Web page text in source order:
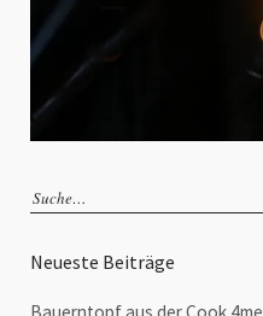
Neueste Beiträge